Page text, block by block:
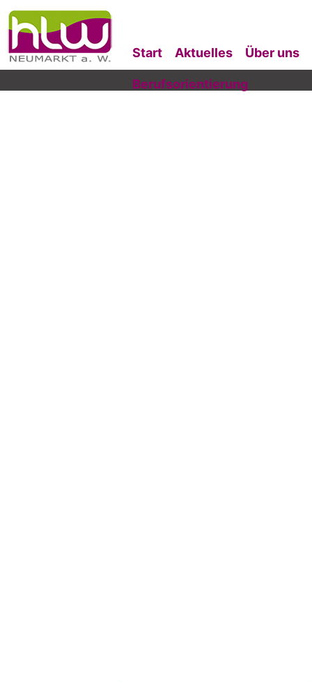
Start Aktuelles Über uns
Berufsorientierung